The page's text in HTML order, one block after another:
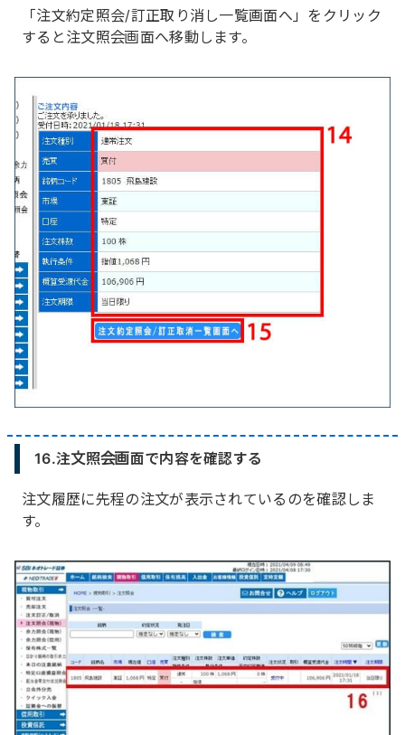
「注文約定照会/訂正取り消し一覧画面へ」をクリック
すると注文照会画面へ移動します。
16.注文照会画面で内容を確認する
注文履歴に先程の注文が表示されているのを確認しま
す。